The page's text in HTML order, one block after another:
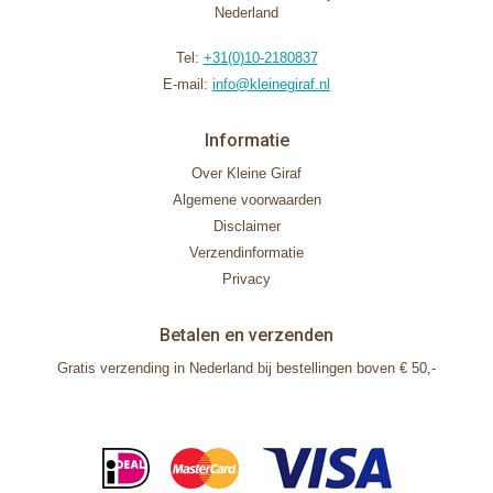
Nederland
Tel: +31(0)10-2180837
E-mail: info@kleinegiraf.nl
Informatie
Over Kleine Giraf
Algemene voorwaarden
Disclaimer
Verzendinformatie
Privacy
Betalen en verzenden
Gratis verzending in Nederland bij bestellingen boven € 50,-